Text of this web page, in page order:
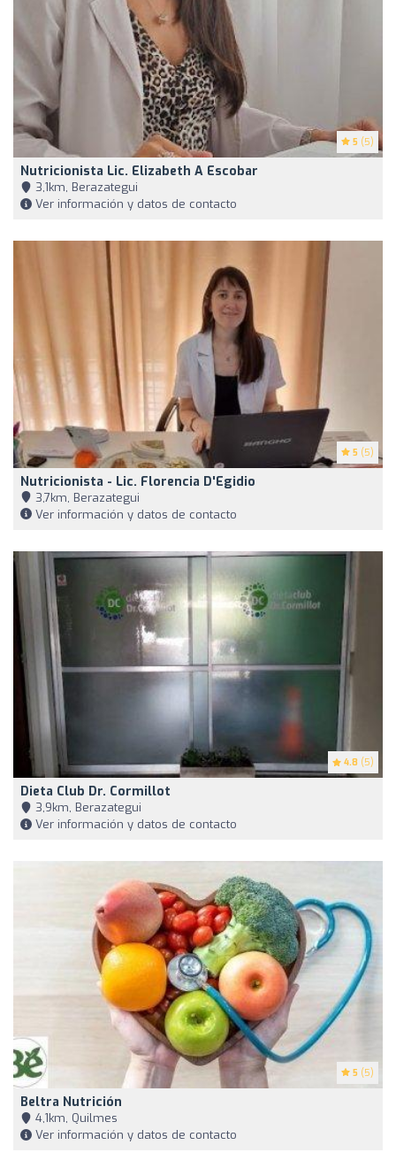
5 (5)
Nutricionista Lic. Elizabeth A Escobar
3,1km, Berazategui
Ver información y datos de contacto
5 (5)
Nutricionista - Lic. Florencia D'Egidio
3,7km, Berazategui
Ver información y datos de contacto
4.8 (5)
Dieta Club Dr. Cormillot
3,9km, Berazategui
Ver información y datos de contacto
5 (5)
Beltra Nutrición
4,1km, Quilmes
Ver información y datos de contacto